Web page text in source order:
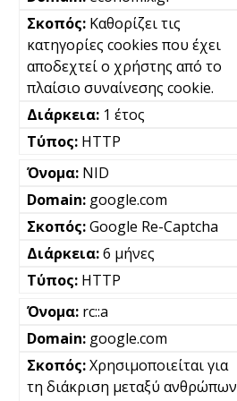
Καθορίζει τις
κατηγορίες cookies που έχει
αποδεχτεί ο χρήστης από το
πλαίσιο συναίνεσης cookie.
1 έτος
HTTP
NID
google.com
Google Re-Captcha
6 μήνες
HTTP
rc::a
google.com
Χρησιμοποιείται για
τη διάκριση μεταξύ ανθρώπων